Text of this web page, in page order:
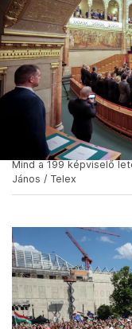
Mind a 199 képviselő
János / Telex